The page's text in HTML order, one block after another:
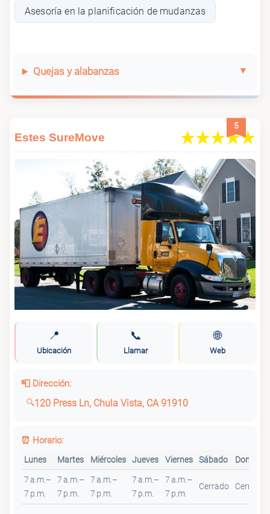
Asesoría en la planificación de mudanzas
Quejas y alabanzas
5
Estes SureMove
📍
Ubicación
📞
Llamar
🌐
Web
📮 Dirección:
120 Press Ln, Chula Vista, CA 91910
⏰ Horario:
Lunes Martes Miércoles Jueves Viernes Sábado Domingo
7 a.m.–
7 p.m.
7 a.m.–
7 p.m.
7 a.m.–
7 p.m.
7 a.m.–
7 p.m.
7 a.m.–
7 p.m.
Cerrado Cerrado